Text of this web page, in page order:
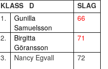
KLASS D
SLAG
1.
Gunilla
Samuelsson
66
2.
Birgitta
Göransson
71
3. Nancy Egvall 72